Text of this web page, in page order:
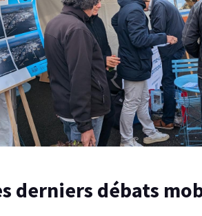
derniers débats